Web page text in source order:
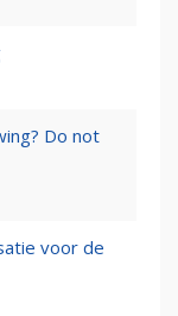
Do not
voor de